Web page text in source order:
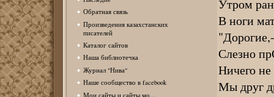
Обратная связь
Произведения казахстанских
писателей
Каталог сайтов
Наша библиотечка
Журнал "Нива"
Наше сообщество в facebook
Мои сайты и сайты мо...
Утром
В ноги
Слезно
Ничего
Мы друг